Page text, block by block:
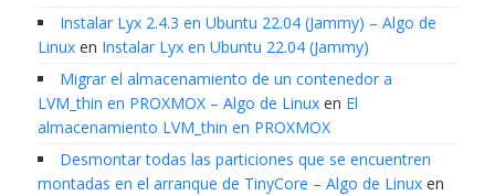
Instalar Lyx 2.4.3 en Ubuntu 22.04 (Jammy) – Algo de
Linuxen Instalar Lyx en Ubuntu 22.04 (Jammy)
Migrar el almacenamiento de un contenedor a
LVM_thin en PROXMOX – Algo de Linuxen El
almacenamiento LVM_thin en PROXMOX
Desmontar todas las particiones que se encuentren
montadas en el arranque de TinyCore – Algo de Linuxen